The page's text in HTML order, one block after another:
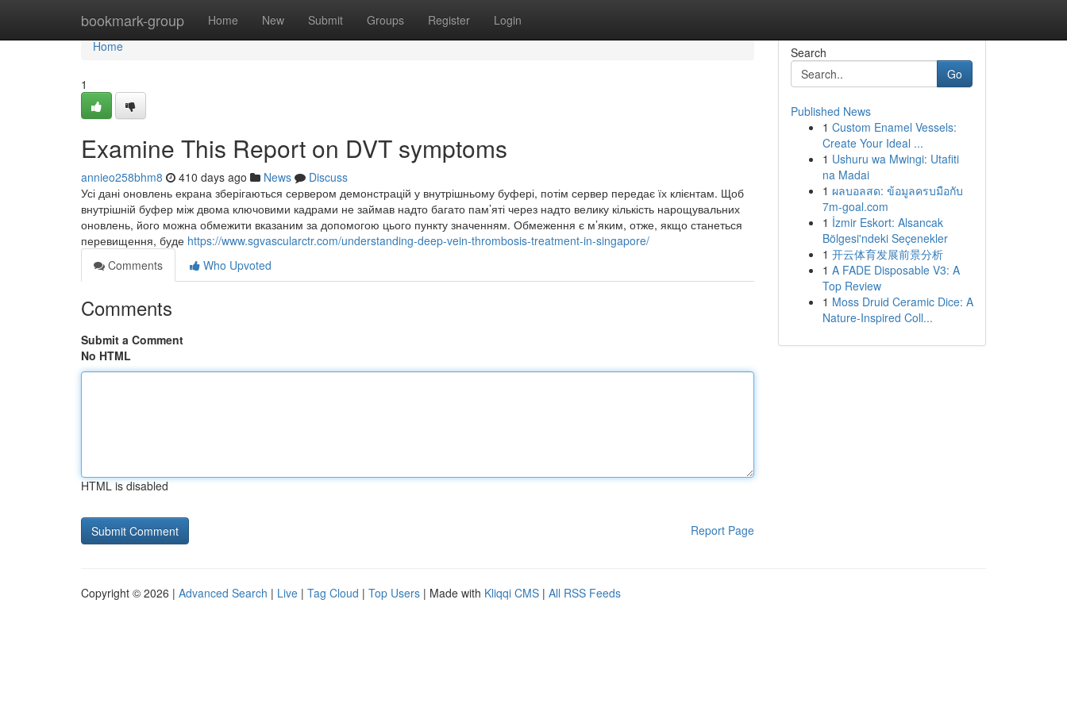
bookmark-group Home New Submit Groups Register Login
Home
Home
1
Examine This Report on DVT symptoms
annieo258bhm8 410 days ago News
Discuss
Усі дані оновлень екрана зберігаються сервером демонстрацій у внутрішньому буфері, потім сервер передає їх клієнтам. Щоб
внутрішній буфер між двома ключовими кадрами не займав надто багато пам’яті через надто велику кількість нарощувальних
оновлень, його можна обмежити вказаним за допомогою цього пункту значенням. Обмеження є м’яким, отже, якщо станеться
перевищення, буде https://www.sgvascularctr.com/understanding-deep-vein-thrombosis-treatment-in-singapore/
Comments
Who Upvoted
Comments
Submit a Comment
No HTML
HTML is disabled
Report Page
Search
Go
Published News
1 Custom Enamel Vessels:
Create Your Ideal ...
1 Ushuru wa Mwingi: Utafiti
na Madai
1 ผลบอลสด: ข้อมูลครบมือกับ
7m-goal.com
1 İzmir Eskort: Alsancak
Bölgesi'ndeki Seçenekler
1 开云体育发展前景分析
1 A FADE Disposable V3: A
Top Review
1 Moss Druid Ceramic Dice: A
Nature-Inspired Coll...
Copyright © 2026 | Advanced Search | Live | Tag Cloud | Top Users | Made with Kliqqi CMS | All RSS Feeds